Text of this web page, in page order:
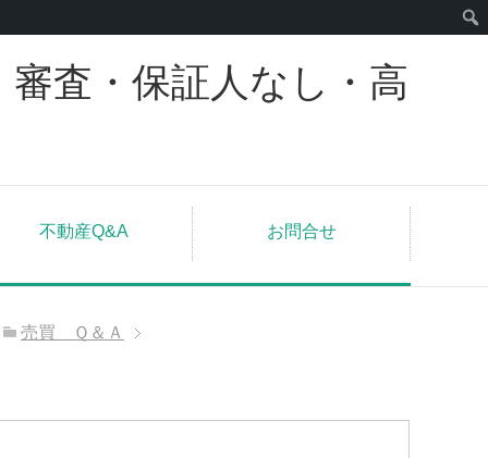
査・保証人なし・高
不動産Q&A お問合せ
売買 Ｑ＆Ａ